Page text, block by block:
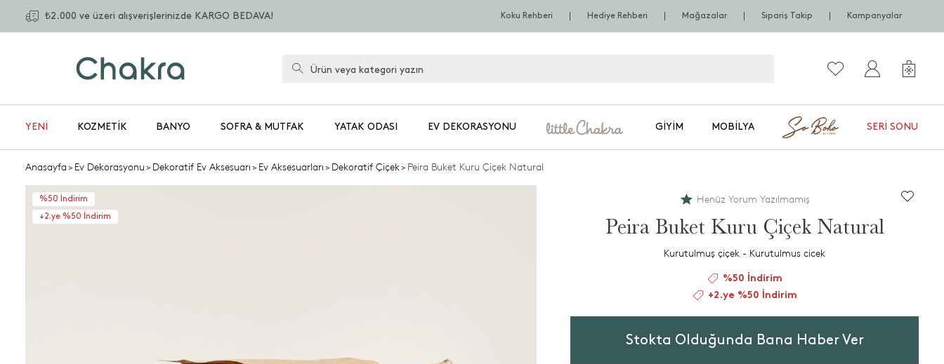
₺2.000 ve üzeri alışverişlerinizde KARGO BEDAVA! Koku Rehberi Hediye Rehberi Mağazalar Sipariş Takip Kampanyalar
YENİ KOZMETIK BANYO SOFRA & MUTFAK YATAK ODASI EV DEKORASYONU GIYIM MOBILYA SERI SONU
Anasayfa>Ev Dekorasyonu>Dekoratif Ev Aksesuarı>Ev Aksesuarları>Dekoratif Çiçek>Peira Buket Kuru Çiçek Natural
%50 İndirim
+2.ye %50 İndirim
Henüz Yorum Yazılmamış
Peira Buket Kuru Çiçek Natural
Kurutulmuş çiçek - Kurutulmus cicek
%50 İndirim
+2.ye %50 İndirim
Stokta Olduğunda Bana Haber Ver